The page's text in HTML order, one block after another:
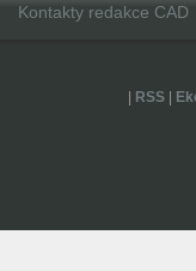
Kontakty redakce CAD
RSS|